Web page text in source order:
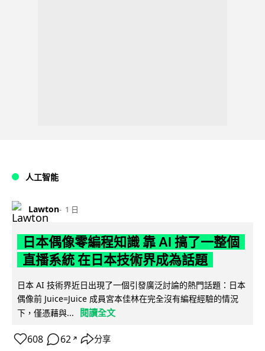
人工智能
Lawton 1 日
日本偶像零編程知識 靠 AI 搞了一整個
直播系統 在日本技術界成為話題
日本 AI 技術界近日出現了一個引發廣泛討論的熱門話題：日本
偶像前 Juice=Juice 成員宮本佳林在完全沒有編程經驗的情況
下，僅憑藉與...
閱讀全文
608 62 ↗ 分享